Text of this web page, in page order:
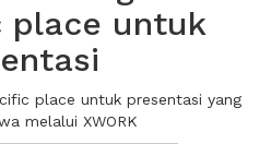
place untuk
place untuk presentasi yang
melalui XWORK